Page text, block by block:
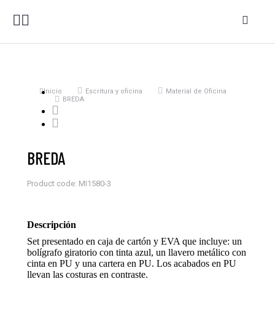
Estás aquí:
Inicio Escritura y oficina
Material de Oficina
BREDA
BREDA
Product code: MI1580-3
Descripción
Set presentado en caja de cartón y EVA que incluye: un
bolígrafo giratorio con tinta azul, un llavero metálico con
cinta en PU y una cartera en PU. Los acabados en PU
llevan las costuras en contraste.